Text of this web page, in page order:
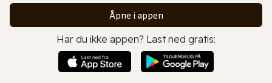
Åpne i appen
Har du ikke appen? Last ned gratis: